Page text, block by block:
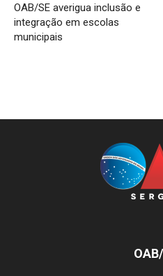
OAB/SE averigua inclusão e
integração em escolas
municipais